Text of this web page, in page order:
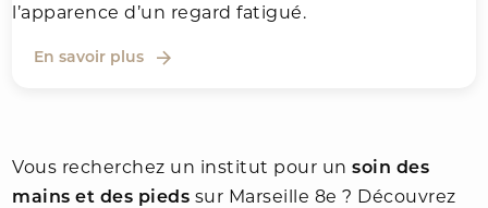
l’apparence d’un regard fatigué.
En savoir plus
Vous recherchez un institut pour unsoin des
mains et des pieds sur Marseille 8e ? Découvrez